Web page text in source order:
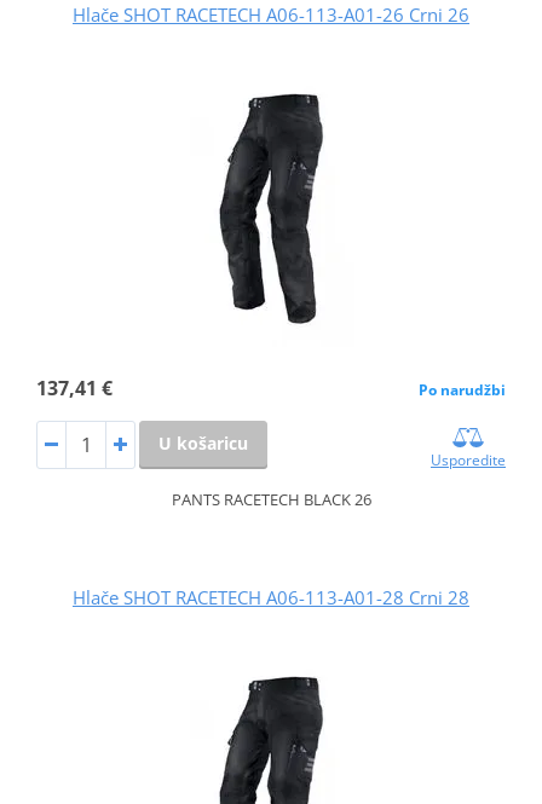
Hlače SHOT RACETECH A06-113-A01-26 Crni 26
137,41 € Po narudžbi
U košaricu
Usporedite
PANTS RACETECH BLACK 26
Hlače SHOT RACETECH A06-113-A01-28 Crni 28